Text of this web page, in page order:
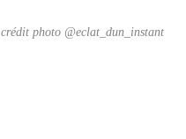
crédit photo @eclat_dun_instant